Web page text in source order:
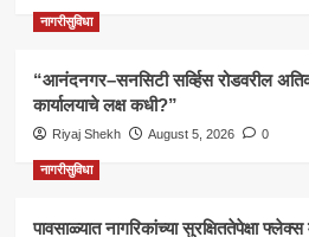
नागरीसुविधा
“आनंदनगर–सनसिटी सर्व्हिस रोडवरील
कार्यालयाचे लक्ष कधी?”
Riyaj Shekh August 5, 2026 0
नागरीसुविधा
पावसाळ्यात नागरिकांच्या सुरक्षिततेपेक्षा